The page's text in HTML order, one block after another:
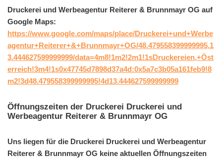
Druckerei und Werbeagentur Reiterer & Brunnmayr OG auf
Google Maps:
https://www.google.com/maps/place/Druckerei+und+Werbe
agentur+Reiterer+&+Brunnmayr+OG/48.479558399999995,1
3.444627599999999/data=4m8!1m2!2m1!1sDruckereien,+Öst
erreich!3m4!1s0x47745d7898d37a4d:0x5a7c3b05a161feb9!8
m2!3d48.479558399999995!4d13.444627599999999
Öffnungszeiten der Druckerei Druckerei und
Werbeagentur Reiterer & Brunnmayr OG
Uns liegen für die Druckerei Druckerei und Werbeagentur
Reiterer & Brunnmayr OG keine aktuellen Öffnungszeiten